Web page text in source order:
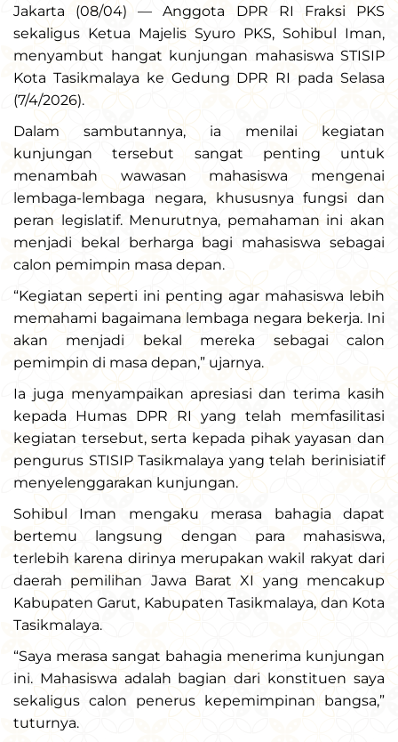
Jakarta (08/04) — Anggota DPR RI Fraksi PKS
sekaligus Ketua Majelis Syuro PKS, Sohibul Iman,
menyambut hangat kunjungan mahasiswa STISIP
Kota Tasikmalaya ke Gedung DPR RI pada Selasa
(7/4/2026).
Dalam sambutannya, ia menilai kegiatan
kunjungan tersebut sangat penting untuk
menambah wawasan mahasiswa mengenai
lembaga-lembaga negara, khususnya fungsi dan
peran legislatif. Menurutnya, pemahaman ini akan
menjadi bekal berharga bagi mahasiswa sebagai
calon pemimpin masa depan.
“Kegiatan seperti ini penting agar mahasiswa lebih
memahami bagaimana lembaga negara bekerja. Ini
akan menjadi bekal mereka sebagai calon
pemimpin di masa depan,” ujarnya.
Ia juga menyampaikan apresiasi dan terima kasih
kepada Humas DPR RI yang telah memfasilitasi
kegiatan tersebut, serta kepada pihak yayasan dan
pengurus STISIP Tasikmalaya yang telah berinisiatif
menyelenggarakan kunjungan.
Sohibul Iman mengaku merasa bahagia dapat
bertemu langsung dengan para mahasiswa,
terlebih karena dirinya merupakan wakil rakyat dari
daerah pemilihan Jawa Barat XI yang mencakup
Kabupaten Garut, Kabupaten Tasikmalaya, dan Kota
Tasikmalaya.
“Saya merasa sangat bahagia menerima kunjungan
ini. Mahasiswa adalah bagian dari konstituen saya
sekaligus calon penerus kepemimpinan bangsa,”
tuturnya.